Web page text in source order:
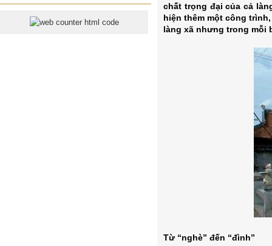
chất trọng đại của cả
hiện thêm một công
làng xã nhưng trong mỗi
Từ “nghè” đến “đình”